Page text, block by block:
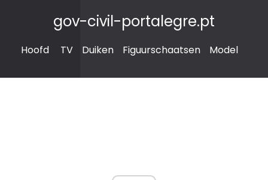
gov-civil-portalegre.pt
Hoofd TV Duiken Figuurschaatsen Model